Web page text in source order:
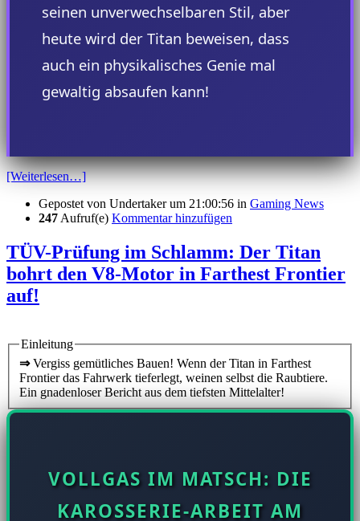
seinen unverwechselbaren Stil, aber
heute wird der Titan beweisen, dass
auch ein physikalisches Genie mal
gewaltig absaufen kann!
[Weiterlesen…]
Gepostet von Undertakerum 21:00:56 in Gaming News
247 Aufruf(e) Kommentar hinzufügen
TÜV-Prüfung im Schlamm: Der Titan
bohrt den V8-Motor in Farthest Frontier
auf!
Einleitung
⇒Vergiss gemütliches Bauen! Wenn der Titan in Farthest
Frontier das Fahrwerk tieferlegt, weinen selbst die Raubtiere.
Ein gnadenloser Bericht aus dem tiefsten Mittelalter!
VOLLGAS IM MATSCH: DIE
KAROSSERIE-ARBEIT AM